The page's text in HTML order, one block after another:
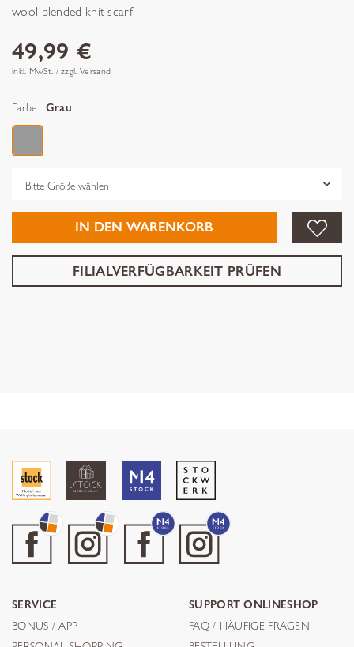
wool blended knit scarf
49,99 €
inkl. MwSt. / zzgl. Versand
Farbe: Grau
IN DEN WARENKORB
FILIALVERFÜGBARKEIT PRÜFEN
SERVICE
BONUS / APP
SUPPORT ONLINESHOP
FAQ / HÄUFIGE FRAGEN